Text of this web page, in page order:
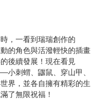
，一看到瑞瑞創作的
的角色與活潑輕快的插畫
後續發展！現在看見
小刺蝟、鼴鼠、穿山甲、
界，並各自擁有精彩的生
了無限祝福！